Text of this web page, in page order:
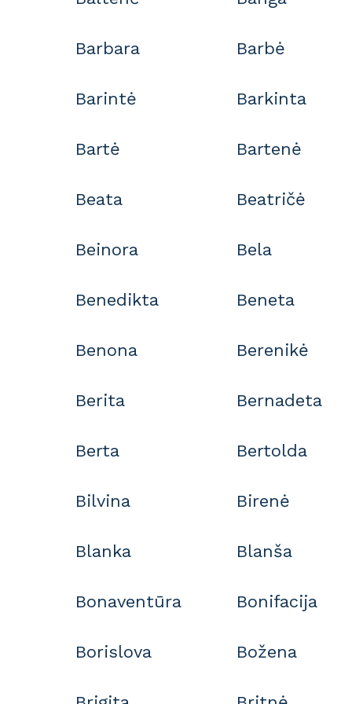
Barbara Barbė
Barintė Barkinta
Bartė Bartenė
Beata Beatričė
Beinora Bela
Benedikta Beneta
Benona Berenikė
Berita Bernadeta
Berta Bertolda
Bilvina Birenė
Blanka Blanša
Bonaventūra Bonifacija
Borislova Božena